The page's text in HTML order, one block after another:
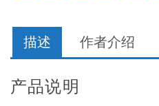
描述 作者介绍
产品说明